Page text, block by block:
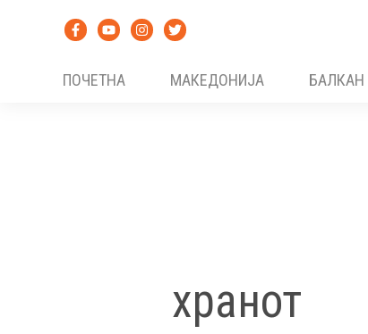
ПОЧЕТНА
МАКЕДОНИЈА БАЛКАН
хранот